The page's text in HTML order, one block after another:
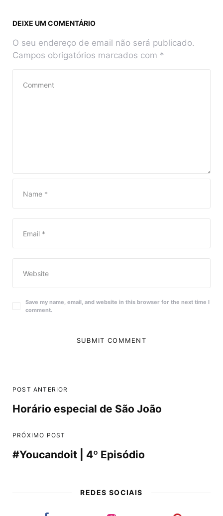
DEIXE UM COMENTÁRIO
O seu endereço de email não será publicado.
Campos obrigatórios marcados com *
Save my name, email, and website in this browser for the next time I
comment.
POST ANTERIOR
Horário especial de São João
PRÓXIMO POST
#Youcandoit | 4º Episódio
REDES SOCIAIS